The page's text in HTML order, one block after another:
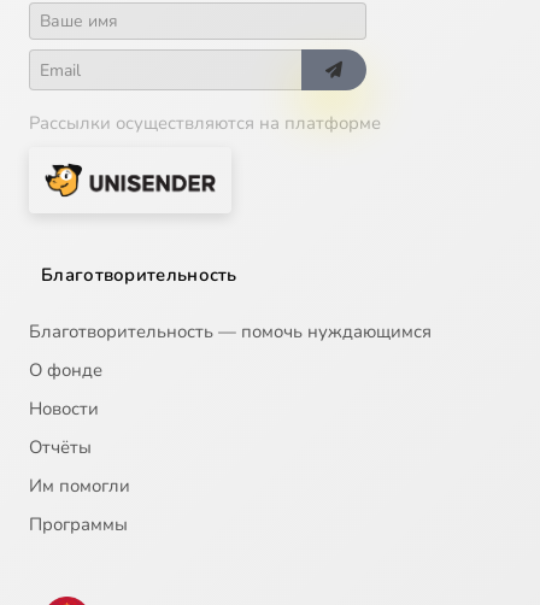
Рассылки осуществляются на платформе
Благотворительность
Благотворительность — помочь нуждающимся
О фонде
Новости
Отчёты
Им помогли
Программы